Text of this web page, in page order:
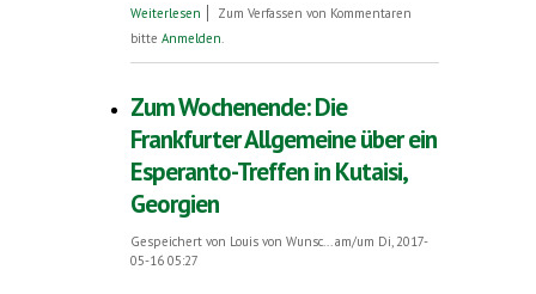
Weiterlesen über Deutscher Esperanto-Kongress in
Informationen zu Esperanto
Zum Verfassen von Kommentaren
bitte Anmelden.
Zum Wochenende: Die
Frankfurter Allgemeine über ein
Esperanto-Treffen in Kutaisi,
Georgien
Gespeichert von Louis von Wunsc...am/um Di, 2017-
05-16 05:27